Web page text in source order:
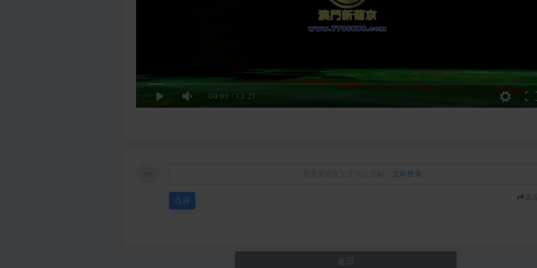
00:00 / 13:21
立即登录
点评 高
返回